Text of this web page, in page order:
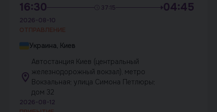
16:30 37:15 04:45
2026-08-10
ОТПРАВЛЕНИЕ
Украина, Киев
Автостанция Киев (центральный
железнодорожный вокзал), метро
Вокзальная; улица Симона Петлюры;
дом 32
2026-08-12